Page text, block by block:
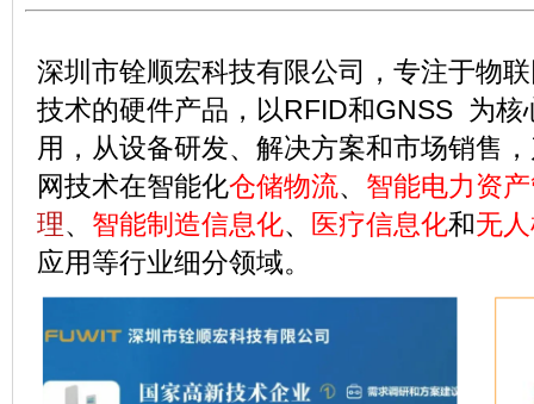
深圳市铨顺宏科技有限公司，专注于物
技术的硬件产品，以RFID和GNSS 为核
用，从设备研发、解决方案和市场销售
网技术在智能化仓储物流、 智能电力资
理、 智能制造信息化、 医疗信息化和无
应用等行业细分领域。